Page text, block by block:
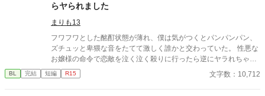
らヤられました
まりも13
フワフワとした酩酊状態が薄れ、僕は気がつくとパンパンパン、
ズチュッと卑猥な音をたてて激しく誰かと交わっていた。 性悪な
お嬢様の命令で恋敵を泣く泣く殺りに行ったら逆にヤラれちゃっ
た、ちょっとアホな子の話です。 （ムーンライトノベルにも掲載
しています）
BL 完結 短編 R15 文字数：10,712